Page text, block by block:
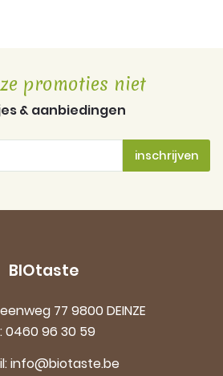
promoties niet
& aanbiedingen
BIOtaste
77 9800 DEINZE
0460 96 30 59
info@biotaste.be